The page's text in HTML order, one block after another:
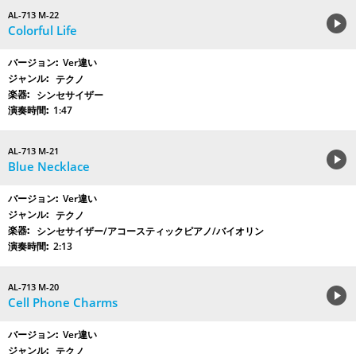
AL-713 M-22
Colorful Life
Ver違い
テクノ
シンセサイザー
1:47
AL-713 M-21
Blue Necklace
Ver違い
テクノ
シンセサイザー/アコースティックピアノ/バイオリン
2:13
AL-713 M-20
Cell Phone Charms
Ver違い